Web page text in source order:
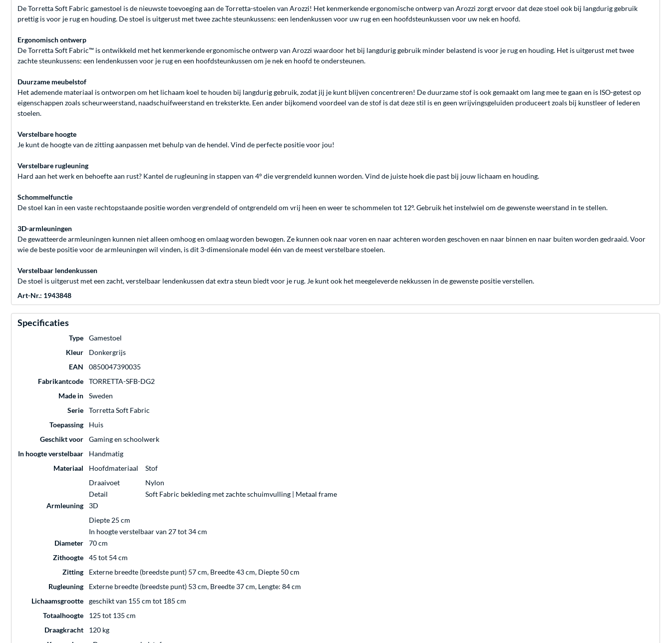
De Torretta Soft Fabric gamestoel is de nieuwste toevoeging aan de Torretta-stoelen van Arozzi! Het kenmerkende ergonomische ontwerp van Arozzi zorgt ervoor dat deze stoel ook bij langdurig gebruik
prettig is voor je rug en houding. De stoel is uitgerust met twee zachte steunkussens: een lendenkussen voor uw rug en een hoofdsteunkussen voor uw nek en hoofd.
Ergonomisch ontwerp
De Torretta Soft Fabric™ is ontwikkeld met het kenmerkende ergonomische ontwerp van Arozzi waardoor het bij langdurig gebruik minder belastend is voor je rug en houding. Het is uitgerust met twee
zachte steunkussens: een lendenkussen voor je rug en een hoofdsteunkussen om je nek en hoofd te ondersteunen.
Duurzame meubelstof
Het ademende materiaal is ontworpen om het lichaam koel te houden bij langdurig gebruik, zodat jij je kunt blijven concentreren! De duurzame stof is ook gemaakt om lang mee te gaan en is ISO-getest op
eigenschappen zoals scheurweerstand, naadschuifweerstand en treksterkte. Een ander bijkomend voordeel van de stof is dat deze stil is en geen wrijvingsgeluiden produceert zoals bij kunstleer of lederen
stoelen.
Verstelbare hoogte
Je kunt de hoogte van de zitting aanpassen met behulp van de hendel. Vind de perfecte positie voor jou!
Verstelbare rugleuning
Hard aan het werk en behoefte aan rust? Kantel de rugleuning in stappen van 4° die vergrendeld kunnen worden. Vind de juiste hoek die past bij jouw lichaam en houding.
Schommelfunctie
De stoel kan in een vaste rechtopstaande positie worden vergrendeld of ontgrendeld om vrij heen en weer te schommelen tot 12°. Gebruik het instelwiel om de gewenste weerstand in te stellen.
3D-armleuningen
De gewatteerde armleuningen kunnen niet alleen omhoog en omlaag worden bewogen. Ze kunnen ook naar voren en naar achteren worden geschoven en naar binnen en naar buiten worden gedraaid. Voor
wie de beste positie voor de armleuningen wil vinden, is dit 3-dimensionale model één van de meest verstelbare stoelen.
Verstelbaar lendenkussen
De stoel is uitgerust met een zacht, verstelbaar lendenkussen dat extra steun biedt voor je rug. Je kunt ook het meegeleverde nekkussen in de gewenste positie verstellen.
Art-Nr.: 1943848
Specificaties
Type
Gamestoel
Kleur
Donkergrijs
EAN
0850047390035
Fabrikantcode
TORRETTA-SFB-DG2
Made in
Sweden
Serie
Torretta Soft Fabric
Toepassing
Huis
Geschikt voor
Gaming en schoolwerk
In hoogte verstelbaar
Handmatig
Materiaal
Hoofdmateriaal
Stof
Draaivoet
Nylon
Detail
Soft Fabric bekleding met zachte schuimvulling | Metaal frame
Armleuning
3D
Diepte 25 cm
In hoogte verstelbaar van 27 tot 34 cm
Diameter
70 cm
Zithoogte
45 tot 54 cm
Zitting
Externe breedte (breedste punt) 57 cm, Breedte 43 cm, Diepte 50 cm
Rugleuning
Externe breedte (breedste punt) 53 cm, Breedte 37 cm, Lengte: 84 cm
Lichaamsgrootte
geschikt van 155 cm tot 185 cm
Totaalhoogte
125 tot 135 cm
Draagkracht
120 kg